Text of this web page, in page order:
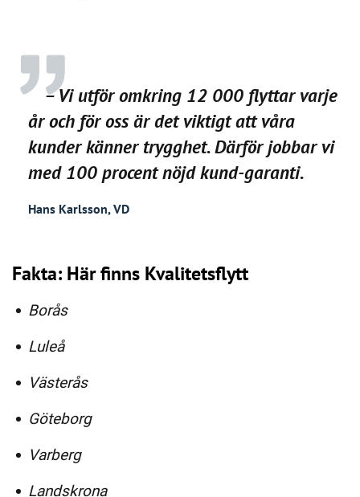
– Vi utför omkring 12 000 flyttar varje
år och för oss är det viktigt att våra
kunder känner trygghet. Därför jobbar vi
med 100 procent nöjd kund-garanti.
Hans Karlsson, VD
Fakta: Här finns Kvalitetsflytt
Borås
Luleå
Västerås
Göteborg
Varberg
Landskrona